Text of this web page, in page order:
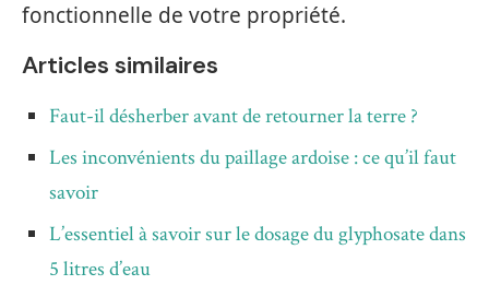
fonctionnelle de votre propriété.
Articles similaires
Faut-il désherber avant de retourner la terre ?
Les inconvénients du paillage ardoise : ce qu’il faut
savoir
L’essentiel à savoir sur le dosage du glyphosate dans
5 litres d’eau